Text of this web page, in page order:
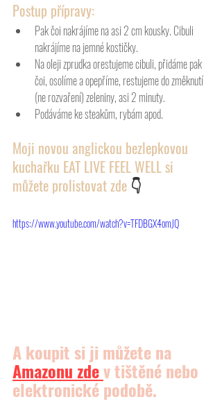
Postup přípravy:
Pak čoi nakrájíme na asi 2 cm kousky. Cibuli
nakrájíme na jemné kostičky.
Na oleji zprudka orestujeme cibuli, přidáme pak
čoi, osolíme a opepříme, restujeme do změknutí
(ne rozvaření) zeleniny, asi 2 minuty.
Podáváme ke steakům, rybám apod.
Moji novou anglickou bezlepkovou
kuchařku EAT LIVE FEEL WELL si
můžete prolistovat zde 👇
https://www.youtube.com/watch?v=TFDBGX4omJQ
A koupit si ji můžete na
Amazonu zde v tištěné nebo
elektronické podobě.